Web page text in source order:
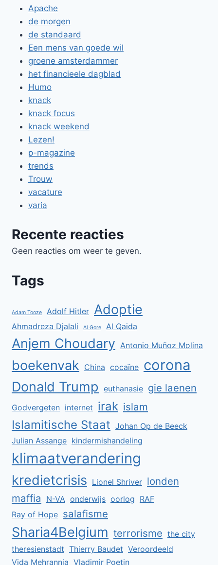
Apache
de morgen
de standaard
Een mens van goede wil
groene amsterdammer
het financieele dagblad
Humo
knack
knack focus
knack weekend
Lezen!
p-magazine
trends
Trouw
vacature
varia
Recente reacties
Geen reacties om weer te geven.
Tags
Adam Tooze Adolf Hitler Adoptie
Ahmadreza Djalali Al Gore Al Qaida
Anjem Choudary Antonio Muñoz Molina
boekenvak China cocaïne corona
Donald Trump euthanasie gie laenen
Godvergeten internet irak islam
Islamitische Staat Johan Op de Beeck
Julian Assange kindermishandeling
klimaatverandering
kredietcrisis Lionel Shriver londen
maffia
N-VA onderwijs oorlog RAF
Ray of Hope salafisme
Sharia4Belgium terrorisme the city
theresienstadt Thierry Baudet Veroordeeld
Vida Mehrannia Vladimir Poetin